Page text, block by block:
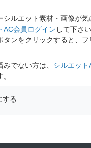
シルエット素材・画像が気
AC会員ログイン して下さ
タンをクリックすると、
でない方は、 シルエッ
する